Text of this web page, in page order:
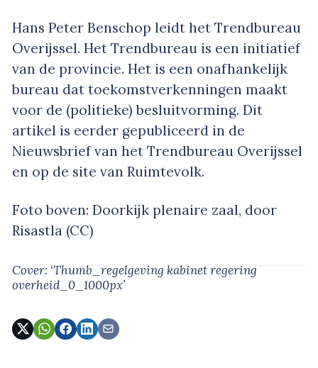
Hans Peter Benschop leidt het Trendbureau
Overijssel. Het Trendbureau is een initiatief
van de provincie. Het is een onafhankelijk
bureau dat toekomstverkenningen maakt
voor de (politieke) besluitvorming. Dit
artikel is eerder gepubliceerd in de
Nieuwsbrief van het Trendbureau Overijssel
en op de site van Ruimtevolk.
Foto boven: Doorkijk plenaire zaal, door
Risastla (CC)
Cover: ‘Thumb_regelgeving kabinet regering
overheid_0_1000px’